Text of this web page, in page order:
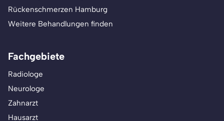
Rückenschmerzen Hamburg
Weitere Behandlungen finden
Fachgebiete
Radiologe
Neurologe
Zahnarzt
Hausarzt